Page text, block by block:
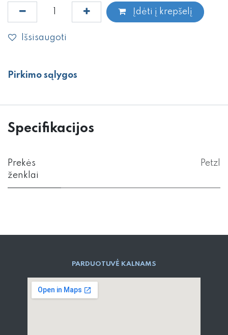
Įdėti į krepšelį
Išsisaugoti
Pirkimo sąlygos
Specifikacijos
Prekės
ženklai
Petzl
PARD​UOTUVĖ​ KALNAMS